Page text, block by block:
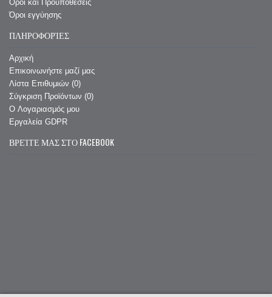
Όροι και Προϋποθέσεις
Όροι εγγύησης
ΠΛΗΡΟΦΟΡΊΕΣ
Αρχική
Επικοινωνήστε μαζί μας
Λίστα Επιθυμιών (0)
Σύγκριση Προϊόντων (0)
O Λογαριασμός μου
Εργαλεία GDPR
ΒΡΕΊΤΕ ΜΑΣ ΣΤΟ FACEBOOK